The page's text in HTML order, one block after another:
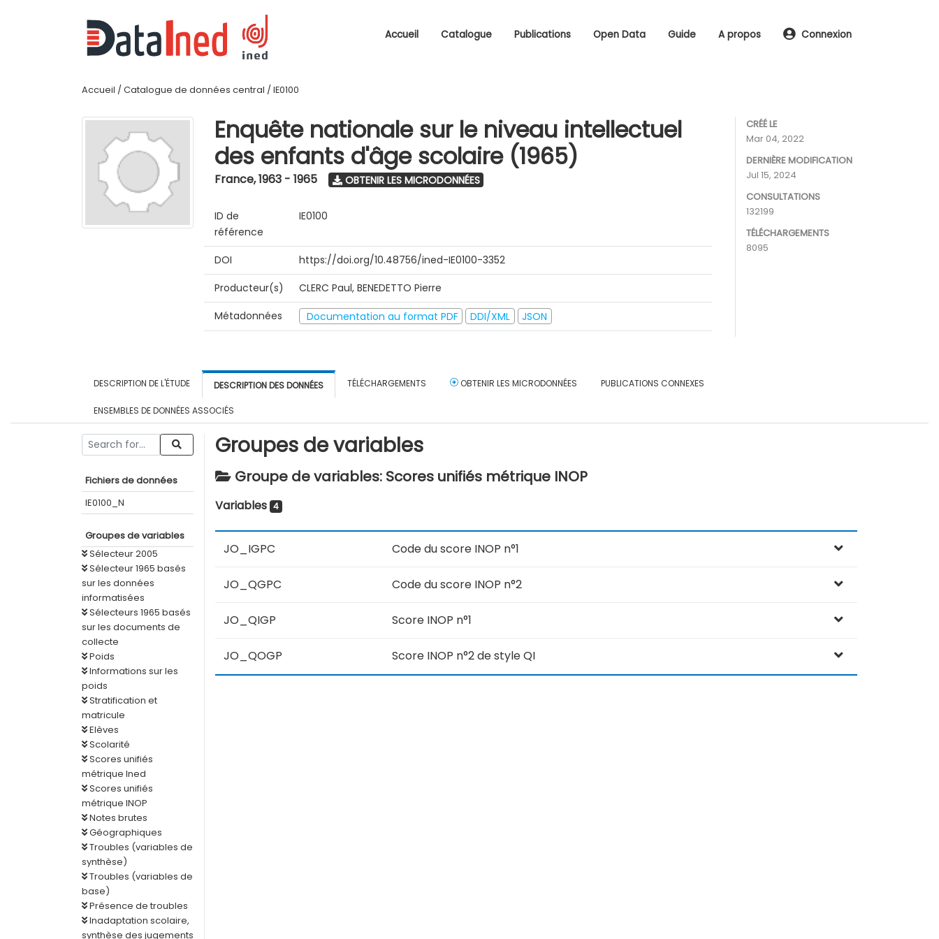
Accueil Catalogue Publications Open Data Guide A propos Connexion
Accueil / Catalogue de données central / IE0100
Enquête nationale sur le niveau intellectuel
des enfants d'âge scolaire (1965)
France,1963 - 1965 OBTENIR LES MICRODONNÉES
ID de
référence
IE0100
DOI
https://doi.org/10.48756/ined-IE0100-3352
Producteur(s)
CLERC Paul, BENEDETTO Pierre
Métadonnées
Documentation au format PDF DDI/XML JSON
CRÉÉ LE
Mar 04, 2022
DERNIÈRE MODIFICATION
Jul 15, 2024
CONSULTATIONS
132199
TÉLÉCHARGEMENTS
8095
DESCRIPTION DE L'ÉTUDE DESCRIPTION DES DONNÉES TÉLÉCHARGEMENTS OBTENIR LES MICRODONNÉES PUBLICATIONS CONNEXES
ENSEMBLES DE DONNÉES ASSOCIÉS
Fichiers de données
IE0100_N
Groupes de variables
Sélecteur 2005
Sélecteur 1965 basés
sur les données
informatisées
Sélecteurs 1965 basés
sur les documents de
collecte
Poids
Informations sur les
poids
Stratification et
matricule
Elèves
Scolarité
Scores unifiés
métrique Ined
Scores unifiés
métrique INOP
Notes brutes
Géographiques
Troubles (variables de
synthèse)
Troubles (variables de
base)
Présence de troubles
Inadaptation scolaire,
synthèse des jugements
Groupes de variables
Groupe de variables: Scores unifiés métrique INOP
Variables 4
JO_IGPC Code du score INOP n°1
JO_QGPC Code du score INOP n°2
JO_QIGP Score INOP n°1
JO_QOGP Score INOP n°2 de style QI